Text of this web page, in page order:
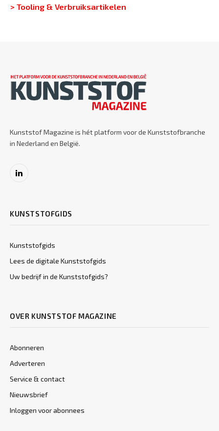
> Tooling & Verbruiksartikelen
Kunststof Magazine is hét platform voor de Kunststofbranche
in Nederland en België.
LinkedIn
KUNSTSTOFGIDS
Kunststofgids
Lees de digitale Kunststofgids
Uw bedrijf in de Kunststofgids?
OVER KUNSTSTOF MAGAZINE
Abonneren
Adverteren
Service & contact
Nieuwsbrief
Inloggen voor abonnees